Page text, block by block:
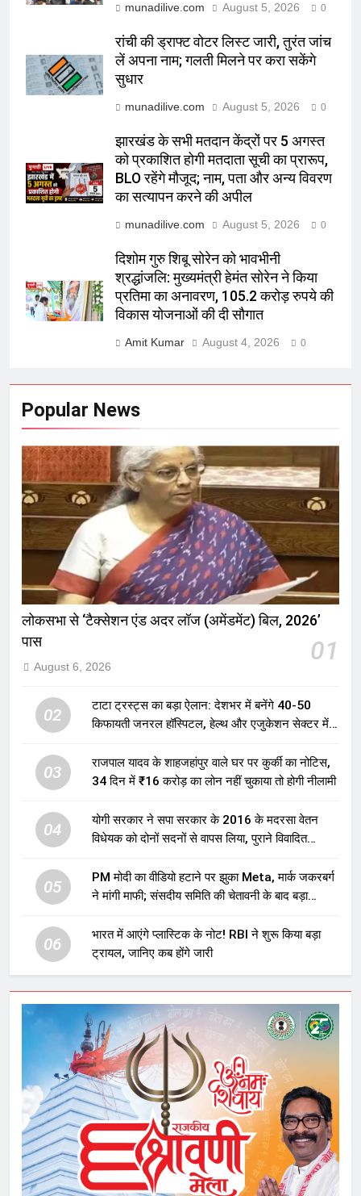
munadilive.com August 5, 2026 0
रांची की ड्राफ्ट वोटर लिस्ट जारी, तुरंत जांच
लें अपना नाम; गलती मिलने पर करा सकेंगे
सुधार
munadilive.com August 5, 2026 0
झारखंड के सभी मतदान केंद्रों पर 5 अगस्त
को प्रकाशित होगी मतदाता सूची का प्रारूप,
BLO रहेंगे मौजूद; नाम, पता और अन्य विवरण
का सत्यापन करने की अपील
munadilive.com August 5, 2026 0
दिशोम गुरु शिबू सोरेन को भावभीनी
श्रद्धांजलि: मुख्यमंत्री हेमंत सोरेन ने किया
प्रतिमा का अनावरण, 105.2 करोड़ रुपये की
विकास योजनाओं की दी सौगात
Amit Kumar August 4, 2026 0
Popular News
लोकसभा से ‘टैक्सेशन एंड अदर लॉज (अमेंडमेंट) बिल, 2026’
पास
01
August 6, 2026
02
टाटा ट्रस्ट्स का बड़ा ऐलान: देशभर में बनेंगे 40-50
किफायती जनरल हॉस्पिटल, हेल्थ और एजुकेशन सेक्टर में
03
राजपाल यादव के शाहजहांपुर वाले घर पर कुर्की का नोटिस,
34 दिन में ₹16 करोड़ का लोन नहीं चुकाया तो होगी नीलामी
04
योगी सरकार ने सपा सरकार के 2016 के मदरसा वेतन
विधेयक को दोनों सदनों से वापस लिया, पुराने विवादित
05
PM मोदी का वीडियो हटाने पर झुका Meta, मार्क जकरबर्ग
ने मांगी माफी; संसदीय समिति की चेतावनी के बाद बड़ा
06
भारत में आएंगे प्लास्टिक के नोट! RBI ने शुरू किया बड़ा
ट्रायल, जानिए कब होंगे जारी